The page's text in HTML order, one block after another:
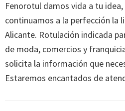
Fenorotul damos vida a tu
continuamos a la perfección la
Alicante. Rotulación indicada
de moda, comercios y
solicita la información que
Estaremos encantados de